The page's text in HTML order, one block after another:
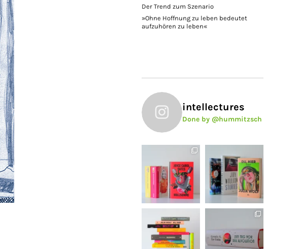
Der Trend zum Szenario
»Ohne Hoffnung zu leben bedeutet
aufzuhören zu leben«
intellectures
Done by @hummitzsch